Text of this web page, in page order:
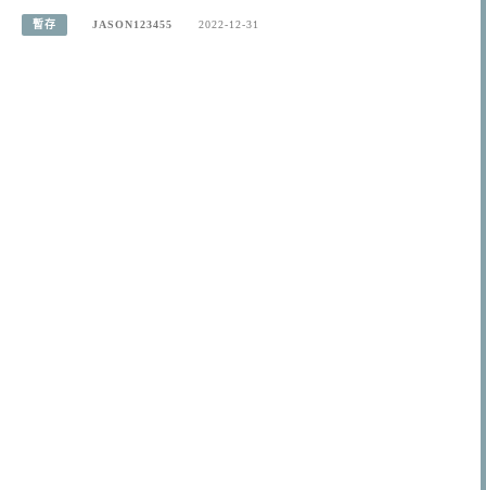
暫存 JASON123455 2022-12-31